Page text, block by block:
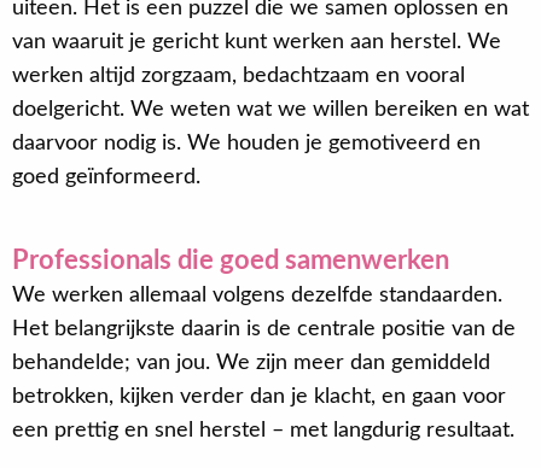
uiteen. Het is een puzzel die we samen oplossen en
van waaruit je gericht kunt werken aan herstel. We
werken altijd zorgzaam, bedachtzaam en vooral
doelgericht. We weten wat we willen bereiken en wat
daarvoor nodig is. We houden je gemotiveerd en
goed geïnformeerd.
Professionals die goed samenwerken
We werken allemaal volgens dezelfde standaarden.
Het belangrijkste daarin is de centrale positie van de
behandelde; van jou. We zijn meer dan gemiddeld
betrokken, kijken verder dan je klacht, en gaan voor
een prettig en snel herstel – met langdurig resultaat.